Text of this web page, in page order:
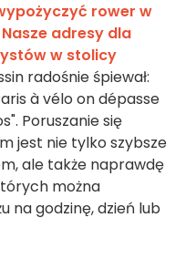
rower w
adresy dla
w stolicy
radośnie śpiewał:
à vélo on dépasse
Poruszanie się
jest nie tylko szybsze
ale także naprawdę
można
na godzinę, dzień lub